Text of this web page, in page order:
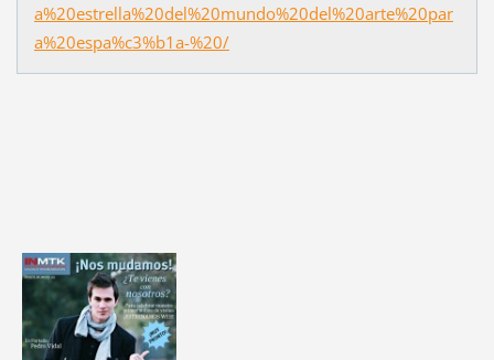
a%20estrella%20del%20mundo%20del%20arte%20par
a%20espa%c3%b1a-%20/